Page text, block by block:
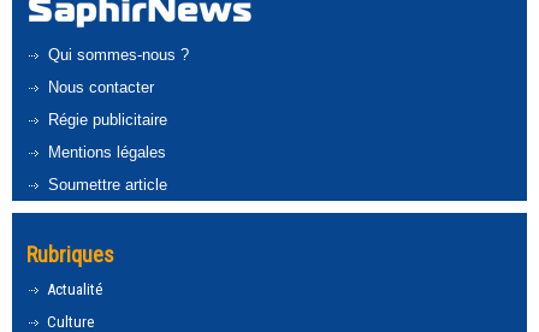
Qui sommes-nous ?
Nous contacter
Régie publicitaire
Mentions légales
Soumettre article
Rubriques
Actualité
Culture